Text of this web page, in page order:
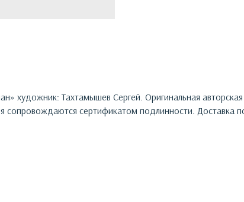
» художник:Тахтамышев Сергей. Оригинальная
сопровождаются сертификатом подлинности. Доставка